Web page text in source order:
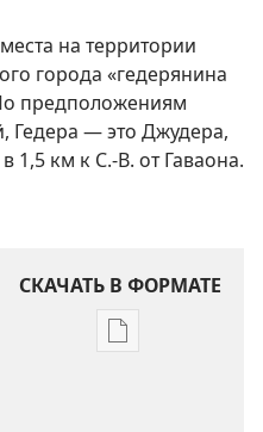
на территории
города «гедерянина
предположениям
Гедера — это Джудера,
км к С.-В. от Гаваона.
СКАЧАТЬ В ФОРМАТЕ
Варианты